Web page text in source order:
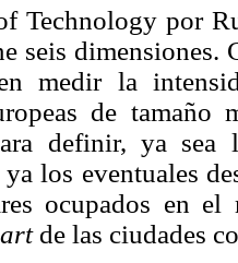
Technology por
seis dimensiones.
medir la
de
definir, ya sea
ya los eventuales
ocupados en
de las ciudades